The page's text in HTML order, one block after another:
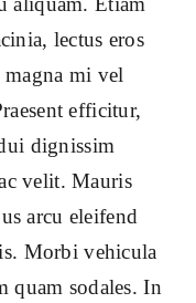
lectus eros
magna mi vel
efficitur,
dignissim
velit. Mauris
arcu eleifend
Morbi vehicula
quam sodales. In